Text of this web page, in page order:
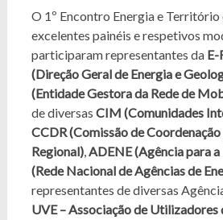
O 1º Encontro Energia e
excelentes painéis e respetivos
participaram representantes da E-
(Direção Geral de Energia e
(Entidade Gestora da Rede de
de diversas CIM (Comunidades
CCDR (Comissão de
Regional),ADENE (Agência para a
(Rede Nacional de Agências de
representantes de diversas
UVE – Associação de Utilizadores